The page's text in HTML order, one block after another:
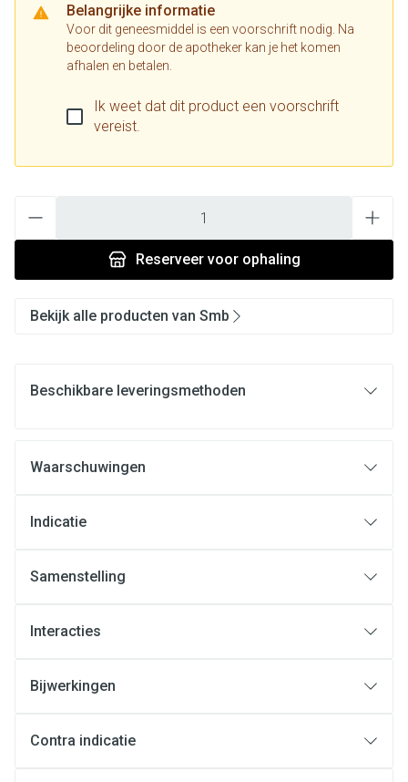
Belangrijke informatie
Voor dit geneesmiddel is een voorschrift nodig. Na
beoordeling door de apotheker kan je het komen
afhalen en betalen.
Ik weet dat dit product een voorschrift
vereist.
Reserveervoor ophaling
Bekijk alle producten van Smb
Beschikbare leveringsmethoden
Waarschuwingen
Indicatie
Samenstelling
Interacties
Bijwerkingen
Contra indicatie